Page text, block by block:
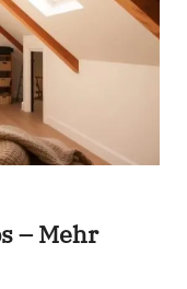
– Mehr